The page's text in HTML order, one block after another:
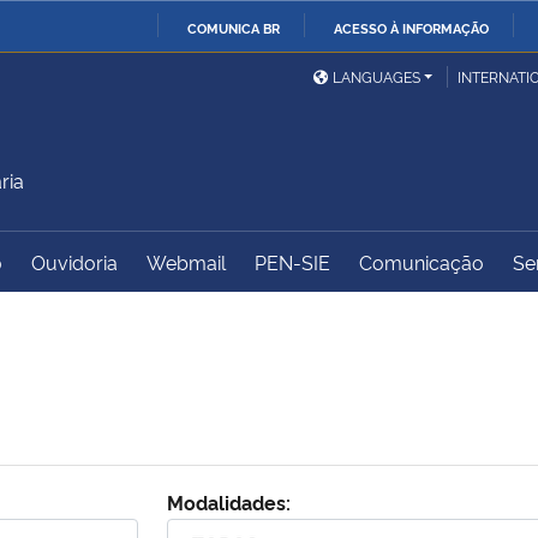
COMUNICA BR ACESSO À INFORMAÇÃO
Ministério da Defesa
Ministério das Relações
Exteriores
Ministério do
Controladoria-Geral da
LANGUAGES
Ouvidoria Webmail PEN-SIE Comunicação
Modalidades: